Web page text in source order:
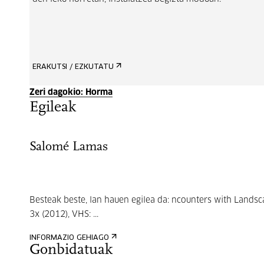
ERAKUTSI / EZKUTATU
Zeri dagokio: Horma
Egileak
Salomé Lamas
Besteak beste, lan hauen egilea da: ncounters with
3x (2012), VHS: ...
INFORMAZIO GEHIAGO
Gonbidatuak